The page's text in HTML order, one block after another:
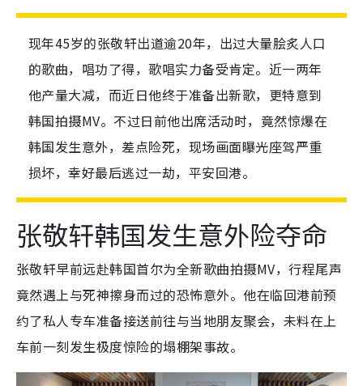
现年45岁的张敬轩出道逾20年，出过大量脍炙人口
的歌曲，唱功了得，歌唱实力备受肯定。近一两年
他产量大减，而近日他终于准备出新歌，更特意到
韩国拍摄MV。不过日前他出席活动时，竟然惊爆在
韩国发生意外，差点险死，现场画面曝光座驾严重
损坏，幸好最后逃过一劫，平安回港。
张敬轩韩国发生意外险夺命
张敬轩早前远赴韩国首尔为全新歌曲拍摄MV，行程尾声
竟然遇上与死神擦身而过的恐怖意外。他在临回港前预
约了私人专车准备接送前往与当地朋友聚会，未料在上
车前一刻发生极度惊险的塌棚架事故。